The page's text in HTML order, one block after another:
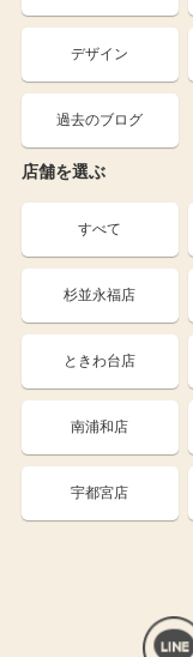
デザイン
過去のブログ
店舗を選ぶ
すべて
杉並永福店
ときわ台店
南浦和店
宇都宮店